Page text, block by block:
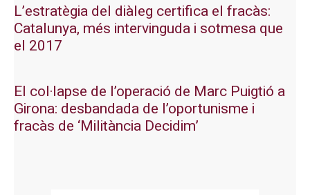
L’estratègia del diàleg certifica el fracàs:
Catalunya, més intervinguda i sotmesa que
el 2017
El col·lapse de l’operació de Marc Puigtió a
Girona: desbandada de l’oportunisme i
fracàs de ‘Militància Decidim’